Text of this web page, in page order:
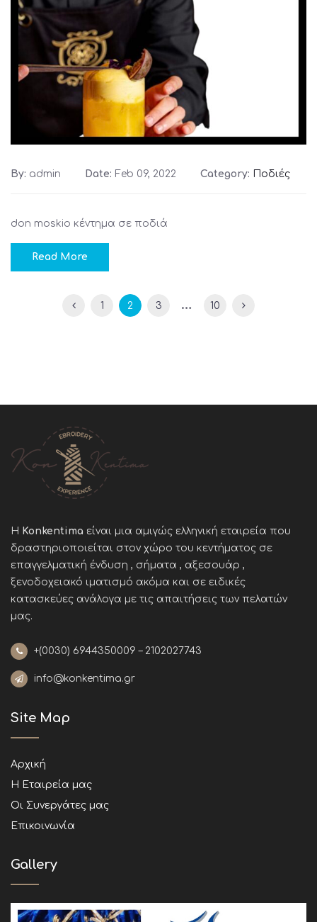
By: admin Date: Feb 09, 2022 Category: Ποδιές
don moskio κέντημα σε ποδιά
Read More
1 2 3 … 10
Η Konkentima είναι μια αμιγώς ελληνική εταιρεία που
δραστηριοποιείται στον χώρο του κεντήματος σε
επαγγελματική ένδυση , σήματα , αξεσουάρ ,
ξενοδοχειακό ιματισμό ακόμα και σε ειδικές
κατασκεύες ανάλογα με τις απαιτήσεις των πελατών
μας.
+(0030) 6944350009 – 2102027743
info@konkentima.gr
Site Map
Αρχική
Η Εταιρεία μας
Οι Συνεργάτες μας
Επικοινωνία
Gallery